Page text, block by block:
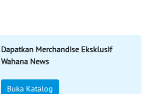
Dapatkan Merchandise Eksklusif
Wahana News
Buka Katalog